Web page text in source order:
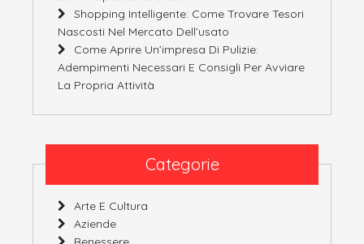
Shopping Intelligente: Come Trovare Tesori
Nascosti Nel Mercato Dell’usato
Come Aprire Un’impresa Di Pulizie:
Adempimenti Necessari E Consigli Per Avviare
La Propria Attività
Categorie
Arte E Cultura
Aziende